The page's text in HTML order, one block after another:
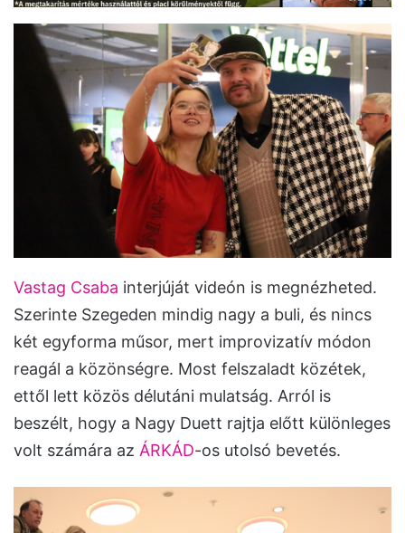
Vastag Csaba interjúját videón is megnézheted.
Szerinte Szegeden mindig nagy a buli, és nincs
két egyforma műsor, mert improvizatív módon
reagál a közönségre. Most felszaladt közétek,
ettől lett közös délutáni mulatság. Arról is
beszélt, hogy a Nagy Duett rajtja előtt különleges
volt számára az ÁRKÁD-os utolsó bevetés.